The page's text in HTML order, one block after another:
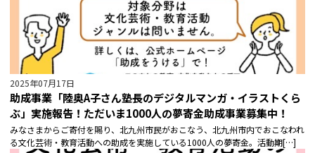
2025年07月17日
助成事業「陸奥A子さん塾長のデジタルマンガ・イラストくら
ぶ」実施報告！ただいま1000人の夢寄金助成事業募集中！
みなさまからご寄付を賜り、北九州市民がおこなう、北九州市内でおこなわれ
る文化芸術・教育活動への助成を実施している1000人の夢寄金。活動期[…]